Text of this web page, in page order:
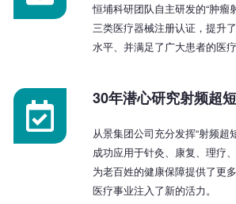
恒埔科研团队自主研发的“肿瘤
三类医疗器械注册认证，提升
水平、并满足了广大患者的医疗
从景集团公司充分发挥“射频超
成功应用于针灸、康复、理疗
为老百姓的健康保障提供了更
医疗事业注入了新的活力。